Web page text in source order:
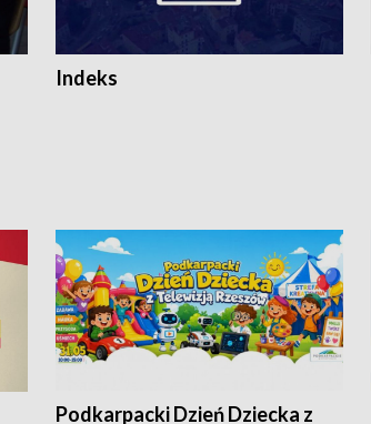
Indeks
Podkarpacki Dzień Dziecka z